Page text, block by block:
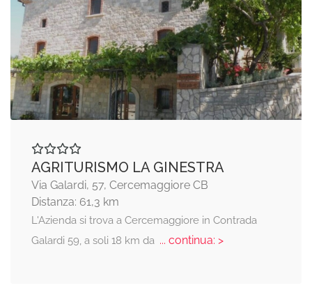
AGRITURISMO LA GINESTRA
Via Galardi, 57, Cercemaggiore CB
Distanza: 61,3 km
L'Azienda si trova a Cercemaggiore in Contrada
Galardi 59, a soli 18 km da... continua: >